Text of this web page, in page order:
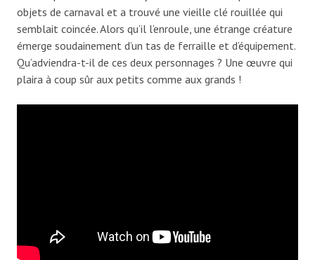
objets de carnaval et a trouvé une vieille clé rouillée qui
semblait coincée. Alors qu’il l’enroule, une étrange créature
émerge soudainement d’un tas de ferraille et d’équipement.
Qu’adviendra-t-il de ces deux personnages ? Une œuvre qui
plaira à coup sûr aux petits comme aux grands !